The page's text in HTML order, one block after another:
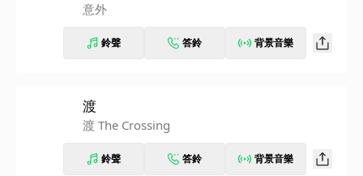
意外
鈴聲 答鈴 背景音樂
渡
渡 The Crossing
鈴聲 答鈴 背景音樂